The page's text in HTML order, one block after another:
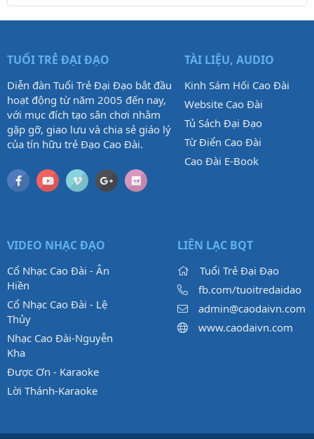
TUỔI TRẺ ĐẠI ĐẠO
Diễn đàn Tuổi Trẻ Đại Đạo bắt đầu
hoạt động từ năm 2005 đến nay,
với mục đích tạo sân chơi nhằm
gặp gỡ, giao lưu và chia sẻ giáo lý
của tín hữu trẻ Đạo Cao Đài.
TÀI LIỆU, AUDIO
Kinh Sám Hối Cao Đài
Website Cao Đài
Tủ Sách Đại Đạo
Từ Điển Cao Đài
Cao Đài E-Book
VIDEO NHẠC ĐẠO
Cổ Nhạc Cao Đài - Ân
Hiền
Cổ Nhạc Cao Đài - Lệ
Thủy
Nhạc Cao Đài-Nguyễn
Kha
Được Ơn - Karaoke
Lời Thánh-Karaoke
LIÊN LẠC BQT
Tuổi Trẻ Đại Đạo
fb.com/tuoitredaidao
admin@caodaivn.com
www.caodaivn.com